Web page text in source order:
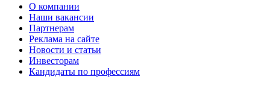
О компании
Наши вакансии
Партнерам
Реклама на сайте
Новости и статьи
Инвесторам
Кандидаты по профессиям